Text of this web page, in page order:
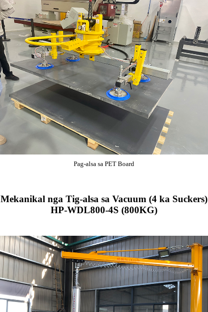
Pag-alsa sa PET Board
Mekanikal nga Tig-alsa sa Vacuum (4 ka Suckers)
HP-WDL800-4S (800KG)